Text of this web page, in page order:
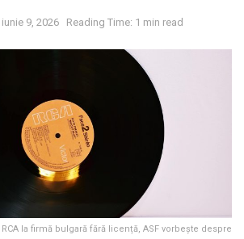
iunie 9, 2026 Reading Time: 1 min read
la firmă bulgară fără licență, ASF vorbește despre